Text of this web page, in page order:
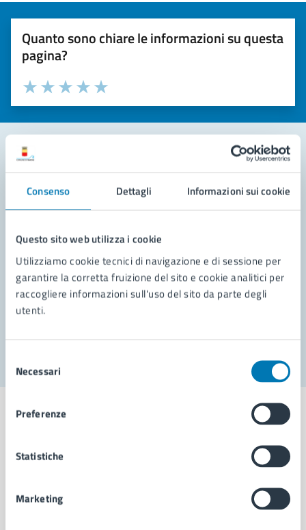
Consenso Dettagli Informazioni sui cookie
Questo sito web utilizza i cookie
Utilizziamo cookie tecnici di navigazione e di sessione per
garantire la corretta fruizione del sito e cookie analitici per
raccogliere informazioni sull'uso del sito da parte degli
utenti.
delNecessari
Preferenze
Statistiche
Marketing
Quanto sono chiare le informazioni su questa
pagina?
Valuta la chiarezza delle informazioni (da 1 a 5 stelle)
Seleziona il numero di stelle per valutare la chiarezza delle
Valuta 5 stelle su 5
Valuta 4 stelle su 5
Valuta 3 stelle su 5
Valuta 2 stelle su 5
Valuta 1 stelle su 5
Leggi le domande frequenti
Richiedi assistenza
Prenota appuntamento
Problemi in città
Comune di Napoli
AMMINISTRAZIONE